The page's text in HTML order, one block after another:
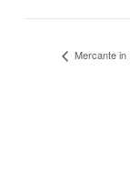
Mercante in